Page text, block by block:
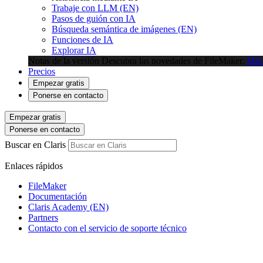
Trabaje con LLM (EN)
Pasos de guión con IA
Búsqueda semántica de imágenes (EN)
Funciones de IA
Explorar IA
Notas de la versión Descubra las novedades de FileMaker.
Precios
Empezar gratis
Ponerse en contacto
Empezar gratis
Ponerse en contacto
Buscar en Claris
Enlaces rápidos
FileMaker
Documentación
Claris Academy (EN)
Partners
Contacto con el servicio de soporte técnico